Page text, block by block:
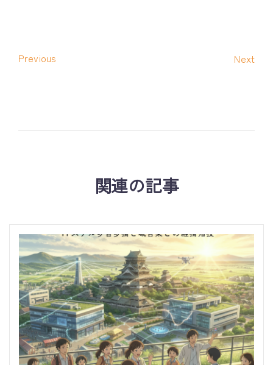
Previous Next
関連の記事